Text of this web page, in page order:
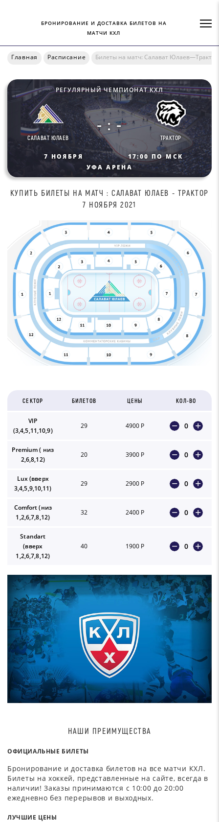
БРОНИРОВАНИЕ И ДОСТАВКА БИЛЕТОВ НА
МАТЧИ КХЛ
Главная Расписание Билеты на матч: Салават Юлаев—Трактор
РЕГУЛЯРНЫЙ ЧЕМПИОНАТ КХЛ
САЛАВАТ ЮЛАЕВ
- : -
ТРАКТОР
7 НОЯБРЯ
17:00 ПО МСК
УФА АРЕНА
КУПИТЬ БИЛEТЫ НА МАТЧ : САЛАВАТ ЮЛАЕВ - ТРАКТОР
7 НОЯБРЯ 2021
СЕКТОР БИЛЕТОВ ЦЕНЫ КОЛ-ВО
VIP
(3,4,5,11,10,9)
29 4900 Р 0
Premium ( низ
2,6,8,12)
20 3900 Р 0
Lux (вверх
3,4,5,9,10,11)
29 2900 Р 0
Comfort (низ
1,2,6,7,8,12)
32 2400 Р 0
Standart
(вверх
1,2,6,7,8,12)
40 1900 Р 0
НАШИ ПРЕИМУЩЕСТВА
ОФИЦИАЛЬНЫЕ БИЛЕТЫ
Бронирование и доставка билетов на все матчи КХЛ.
Билеты на хоккей, представленные на сайте, всегда в
наличии! Заказы принимаются с 10:00 до 20:00
ежедневно без перерывов и выходных.
ЛУЧШИЕ ЦЕНЫ